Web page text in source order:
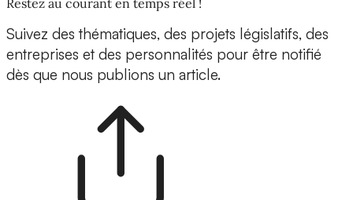
Restez au courant en temps réel !
Suivez des thématiques, des projets législatifs, des
entreprises et des personnalités pour être notifié
dès que nous publions un article.